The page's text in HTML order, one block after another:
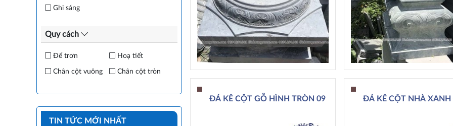
ĐÁ KÊ CỘT GỖ HÌNH TRÒN 09 ĐÁ KÊ CỘT NHÀ XANH
Ghi sáng
Quy cách
Để trơn Hoạ tiết
Chân cột vuông Chân cột tròn
TIN TỨC MỚI NHẤT